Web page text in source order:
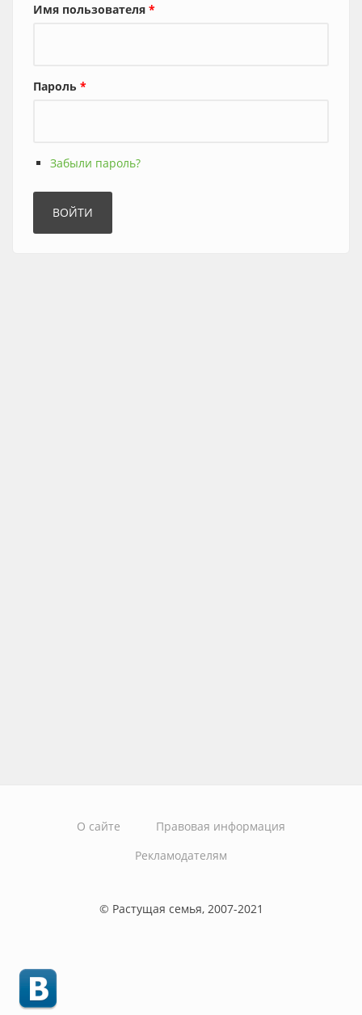
Имя пользователя *
Пароль *
Забыли пароль?
О сайте
Правовая информация
Рекламодателям
© Растущая семья, 2007-2021